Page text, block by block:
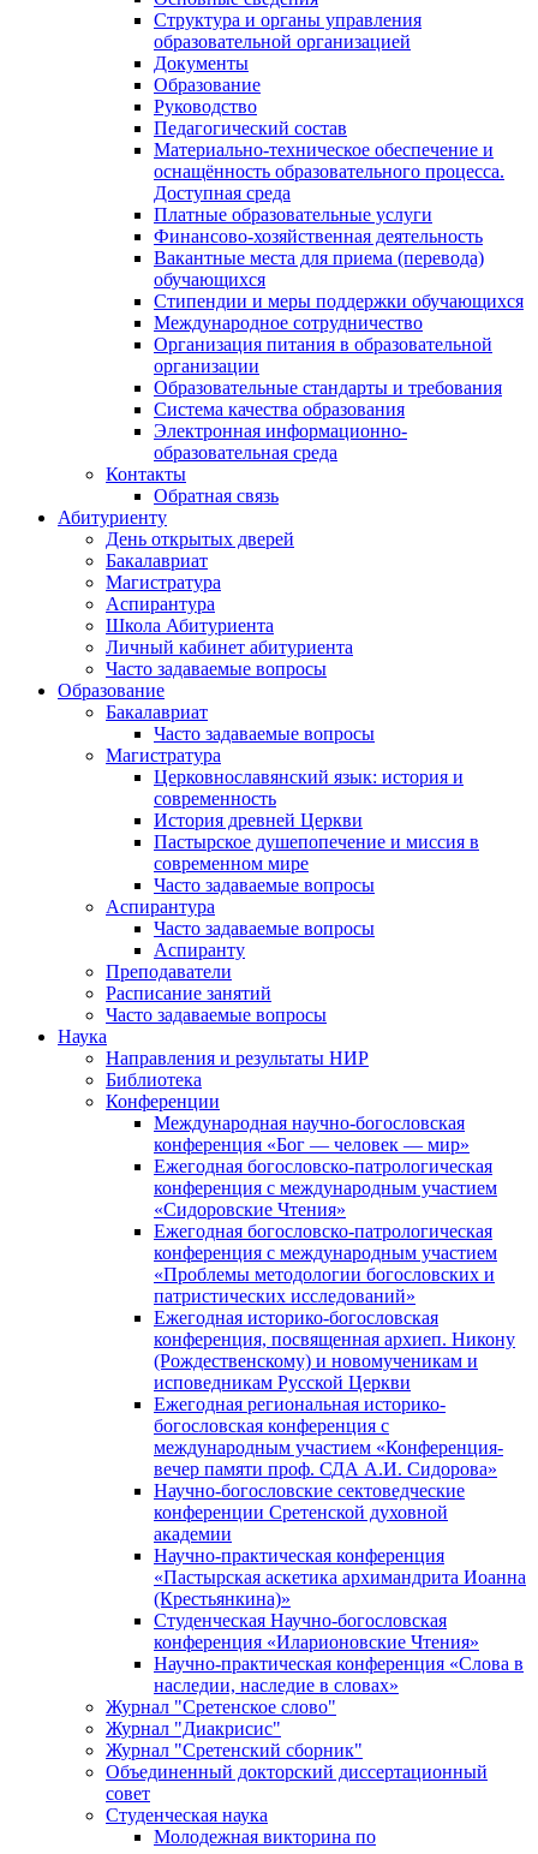
Структура и органы управления
образовательной организацией
Документы
Образование
Руководство
Педагогический состав
Материально-техническое обеспечение и
оснащённость образовательного процесса.
Доступная среда
Платные образовательные услуги
Финансово-хозяйственная деятельность
Вакантные места для приема (перевода)
обучающихся
Стипендии и меры поддержки обучающихся
Международное сотрудничество
Организация питания в образовательной
организации
Образовательные стандарты и требования
Система качества образования
Электронная информационно-
образовательная среда
Контакты
Обратная связь
Абитуриенту
День открытых дверей
Бакалавриат
Магистратура
Аспирантура
Школа Абитуриента
Личный кабинет абитуриента
Часто задаваемые вопросы
Образование
Бакалавриат
Часто задаваемые вопросы
Магистратура
Церковнославянский язык: история и
современность
История древней Церкви
Пастырское душепопечение и миссия в
современном мире
Часто задаваемые вопросы
Аспирантура
Часто задаваемые вопросы
Аспиранту
Преподаватели
Расписание занятий
Часто задаваемые вопросы
Наука
Направления и результаты НИР
Библиотека
Конференции
Международная научно-богословская
конференция «Бог — человек — мир»
Ежегодная богословско-патрологическая
конференция с международным участием
«Сидоровские Чтения»
Ежегодная богословско-патрологическая
конференция с международным участием
«Проблемы методологии богословских и
патристических исследований»
Ежегодная историко-богословская
конференция, посвященная архиеп. Никону
(Рождественскому) и новомученикам и
исповедникам Русской Церкви
Ежегодная региональная историко-
богословская конференция с
международным участием «Конференция-
вечер памяти проф. СДА А.И. Сидорова»
Научно-богословские сектоведческие
конференции Сретенской духовной
академии
Научно-практическая конференция
«Пастырская аскетика архимандрита Иоанна
(Крестьянкина)»
Студенческая Научно-богословская
конференция «Иларионовские Чтения»
Научно-практическая конференция «Cлова в
наследии, наследие в словах»
Журнал "Сретенское слово"
Журнал "Диакрисис"
Журнал "Сретенский сборник"
Объединенный докторский диссертационный
совет
Студенческая наука
Молодежная викторина по